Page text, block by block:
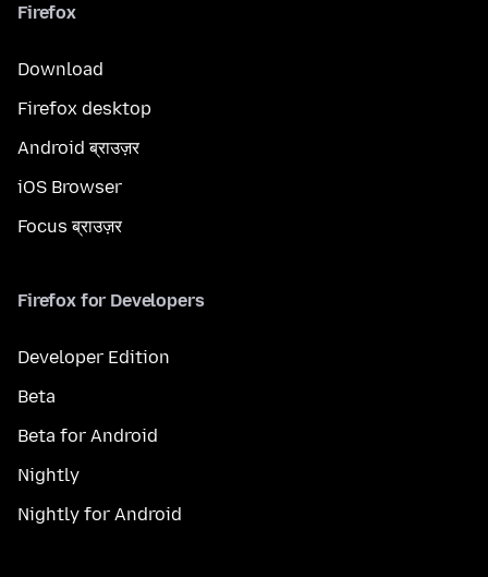
Firefox
Download
Firefox desktop
Android ब्राउज़र
iOS Browser
Focus ब्राउज़र
Firefox for Developers
Developer Edition
Beta
Beta for Android
Nightly
Nightly for Android